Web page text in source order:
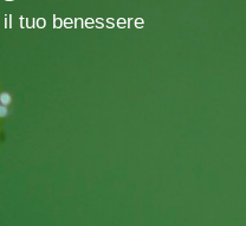
tuo benessere